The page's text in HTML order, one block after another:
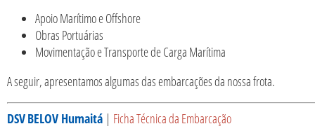
Apoio Marítimo e Offshore
Obras Portuárias
Movimentação e Transporte de Carga Marítima
A seguir, apresentamos algumas das embarcações da nossa frota.
DSVBELOV Humaitá | Ficha Técnica da Embarcação